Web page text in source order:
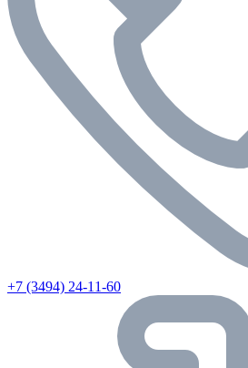
+7 (3494) 24-11-60